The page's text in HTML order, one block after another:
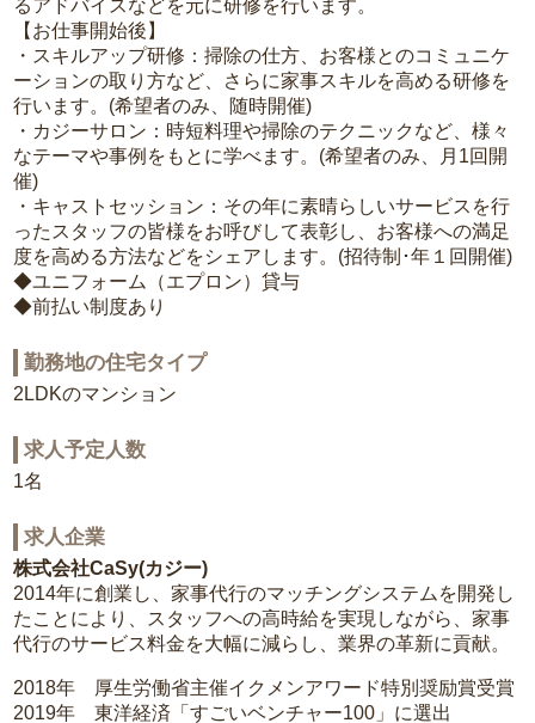
るアドバイスなどを元に研修を行います。
【お仕事開始後】
・スキルアップ研修：掃除の仕方、お客様とのコミュニケ
ーションの取り方など、さらに家事スキルを高める研修を
行います。(希望者のみ、随時開催)
・カジーサロン：時短料理や掃除のテクニックなど、様々
なテーマや事例をもとに学べます。(希望者のみ、月1回開
催)
・キャストセッション：その年に素晴らしいサービスを行
ったスタッフの皆様をお呼びして表彰し、お客様への満足
度を高める方法などをシェアします。(招待制･年１回開催)
◆ユニフォーム（エプロン）貸与
◆前払い制度あり
勤務地の住宅タイプ
2LDKのマンション
求人予定人数
1名
求人企業
株式会社CaSy(カジー)
2014年に創業し、家事代行のマッチングシステムを開発し
たことにより、スタッフへの高時給を実現しながら、家事
代行のサービス料金を大幅に減らし、業界の革新に貢献。
2018年 厚生労働省主催イクメンアワード特別奨励賞受賞
2019年 東洋経済「すごいベンチャー100」に選出